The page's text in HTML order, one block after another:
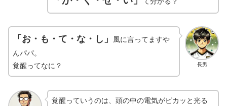
長男
「お・も・て・な・し」
風に言ってますや
んパパ。
覚醒ってなに？
覚醒っていうのは、頭の中の電気がピカッと光る